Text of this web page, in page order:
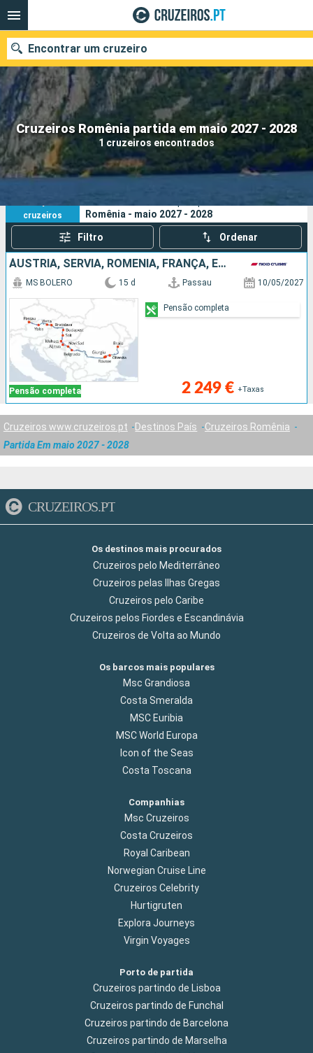
Cruzeiros Romênia partida em maio 2027 - 2028
1 cruzeiros encontrados
Encontrar um cruzeiro
Quando ir?
Data de partida
Pesquisar
1
cruzeiros
Romênia - maio 2027 - 2028
Filtro Ordenar
ÁUSTRIA, SÉRVIA, ROMÊNIA, FRANÇA, ESLOVÁQUIA, ALEMANHA
Pensão completa
MS BOLERO 15 d Passau 10/05/2027
2 249 € +Taxas
Pensão completa
Cruzeiros www.cruzeiros.pt Destinos País
Cruzeiros Romênia
Partida Em maio 2027 - 2028
CRUZEIROS.PT
Os destinos mais procurados
Cruzeiros pelo Mediterrâneo
Cruzeiros pelas Ilhas Gregas
Cruzeiros pelo Caribe
Cruzeiros pelos Fiordes e Escandinávia
Cruzeiros de Volta ao Mundo
Os barcos mais populares
Msc Grandiosa
Costa Smeralda
MSC Euribia
MSC World Europa
Icon of the Seas
Costa Toscana
Companhias
Msc Cruzeiros
Costa Cruzeiros
Royal Caribean
Norwegian Cruise Line
Cruzeiros Celebrity
Hurtigruten
Explora Journeys
Virgin Voyages
Porto de partida
Cruzeiros partindo de Lisboa
Cruzeiros partindo de Funchal
Cruzeiros partindo de Barcelona
Cruzeiros partindo de Marselha